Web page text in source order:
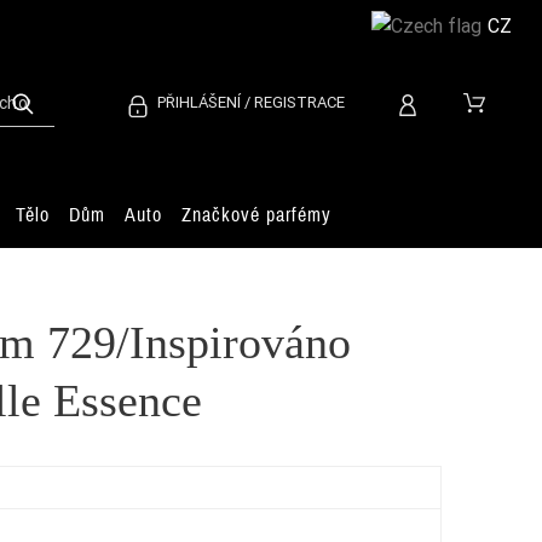
PŘIHLÁŠENÍ / REGISTRACE
Tělo Dům Auto Značkové parfémy
729/Inspirováno
Essence
CZ